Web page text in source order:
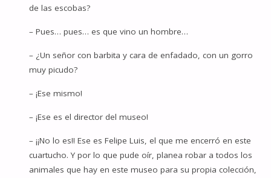
de las escobas?
– Pues… pues… es que vino un hombre…
– ¿Un señor con barbita y cara de enfadado, con un gorro
muy picudo?
– ¡Ese mismo!
– ¡Ese es el director del museo!
– ¡¡No lo es!! Ese es Felipe Luis, el que me encerró en este
cuartucho. Y por lo que pude oír, planea robar a todos los
animales que hay en este museo para su propia colección,